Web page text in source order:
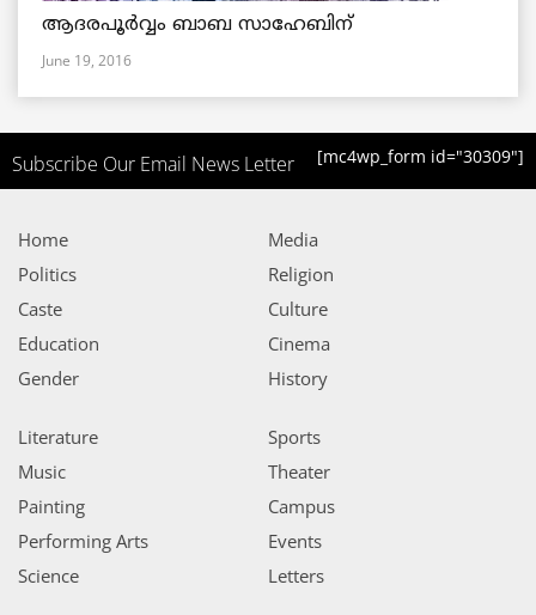
ആദരപൂര്‍വ്വം ബാബ സാഹേബിന്
June 19, 2016
Subscribe Our Email News Letter [mc4wp_form id="30309"]
Home
Politics
Caste
Education
Gender
Media
Religion
Culture
Cinema
History
Literature
Music
Painting
Performing Arts
Science
Sports
Theater
Campus
Events
Letters